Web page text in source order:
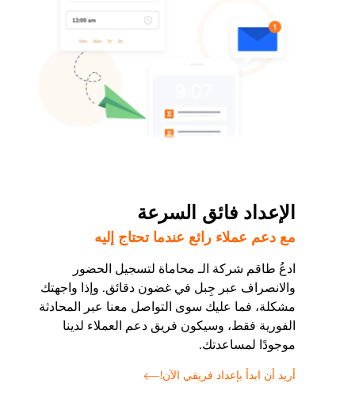
الإعداد فائق السرعة
مع دعم عملاء رائع عندما تحتاج إليه
ادعُ طاقم شركة الـ محاماة لتسجيل الحضور
والانصراف عبر جِبل في غضون دقائق. وإذا واجهتك
مشكلة، فما عليك سوى التواصل معنا عبر المحادثة
الفورية فقط، وسيكون فريق دعم العملاء لدينا
موجودًا لمساعدتك.
أريد أن ابدأ بإعداد فريقي الآن!